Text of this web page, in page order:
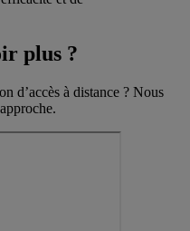
plus ?
d’accès à distance ? Nous